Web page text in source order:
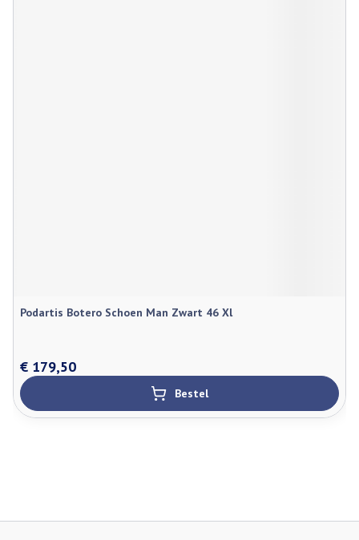
Podartis Botero Schoen Man Zwart 46 Xl
€ 179,50
Bestel